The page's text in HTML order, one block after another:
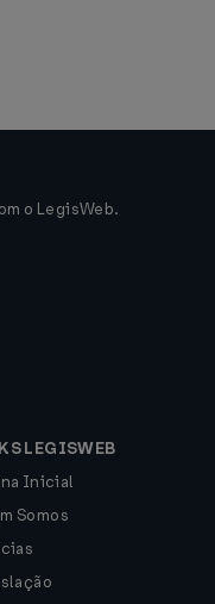
o LegisWeb.
LEGISWEB
Inicial
Somos